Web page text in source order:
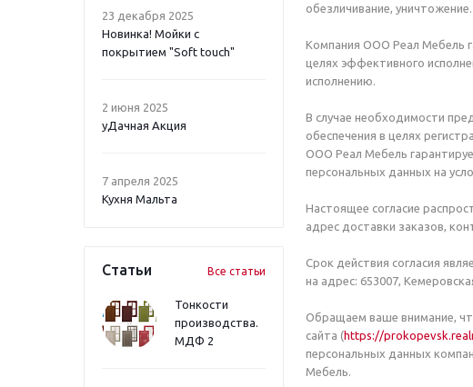
23 декабря 2025
Новинка! Мойки с
покрытием "Soft touch"
2 июня 2025
уДачная Акция
7 апреля 2025
Кухня Мальта
Статьи Все статьи
Тонкости
производства.
МДФ 2
обезличивание, уничтожение.
Компания ООО Реал Мебель
целях эффективного
исполнению.
В случае необходимости
обеспечения в целях
ООО Реал Мебель
персональных данных на
Настоящее согласие
адрес доставки заказов,
Срок действия согласия
на адрес: 653007,
Обращаем ваше внимание,
сайта (https://
персональных данных
Мебель.